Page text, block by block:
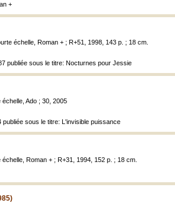
+
échelle, Roman + ; R+51, 1998, 143 p. ; 18 cm.
publiée sous le titre: Nocturnes pour Jessie
échelle, Ado ; 30, 2005
sous le titre: L'invisible puissance
échelle, Roman + ; R+31, 1994, 152 p. ; 18 cm.